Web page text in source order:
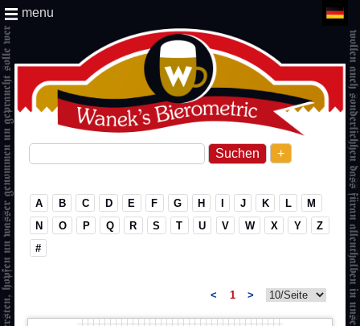
+
menu
A B C D E F G H I J K L
M
N
O P Q R S T U V W X Y
Z
#
< 1 >